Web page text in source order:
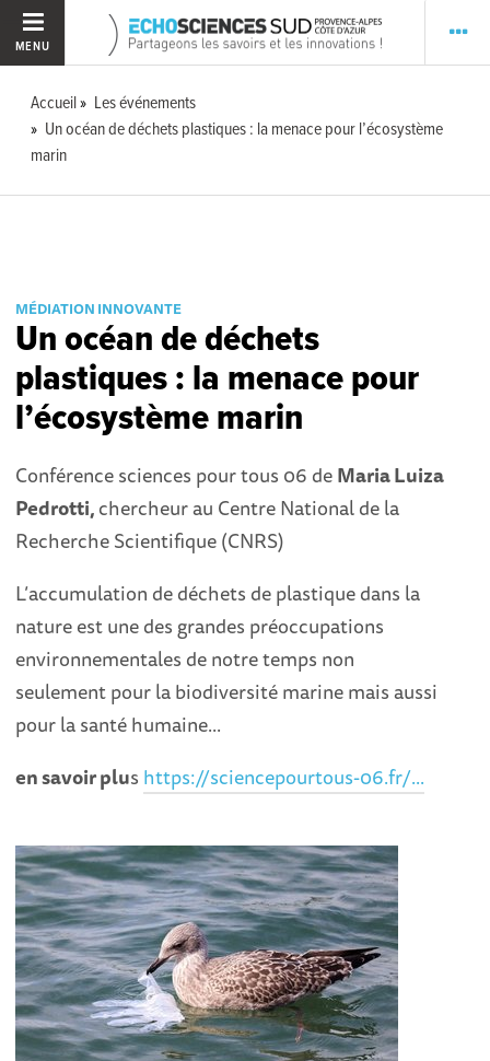
MENU
Accueil
Les événements
Un océan de déchets plastiques : la menace pour l’écosystème
marin
MÉDIATION INNOVANTE
Un océan de déchets
plastiques : la menace pour
l’écosystème marin
Conférence sciences pour tous 06 deMaria Luiza
Pedrotti,chercheur au Centre National de la
Recherche Scientifique (CNRS)
L’accumulation de déchets de plastique dans la
nature est une des grandes préoccupations
environnementales de notre temps non
seulement pour la biodiversité marine mais aussi
pour la santé humaine...
en savoir plus https://sciencepourtous-06.fr/...